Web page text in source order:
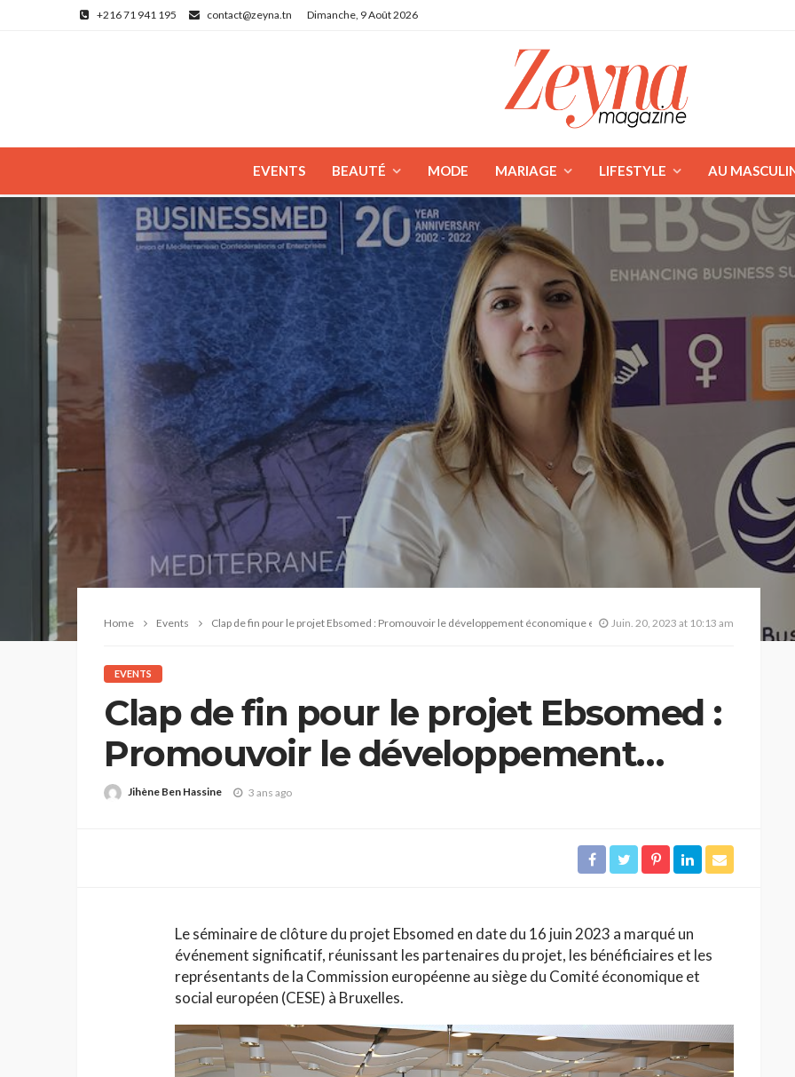
+216 71 941 195 contact@zeyna.tn Dimanche, 9 Août 2026
EVENTS BEAUTÉ MODE MARIAGE LIFESTYLE AU
Home Events Clap de fin pour le projet Ebsomed : Promouvoir le développement économique et les échanges euro-méditerranéens
Juin. 20, 2023 at 10:13 am
EVENTS
Clap de fin pour le projet Ebsomed :
Promouvoir le développement
économique et les échanges euro-
Jihène Ben Hassine 3 ans ago
Le séminaire de clôture du projet Ebsomed en date du 16 juin 2023 a marqué un
événement significatif, réunissant les partenaires du projet, les bénéficiaires et les
représentants de la Commission européenne au siège du Comité économique et
social européen (CESE) à Bruxelles.